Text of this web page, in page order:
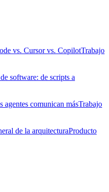
vs. Cursor vs. CopilotTrabajo
software: de scripts a
agentes comunican másTrabajo
de la arquitecturaProducto